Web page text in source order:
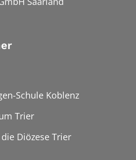
Schule Koblenz
Trier
Diözese Trier